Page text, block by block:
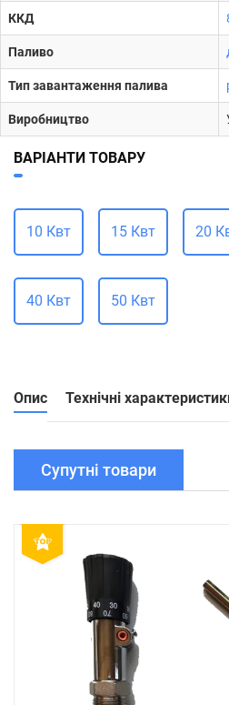
ККД
Паливо
Тип завантаження палива
Виробництво
ВАРІАНТИ ТОВАРУ
10 Квт 15 Квт 20
40 Квт 50 Квт
Опис Технічні
Супутні товари